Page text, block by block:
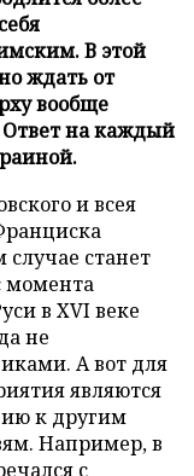
В этой
ждать от
вообще
на каждый
и всея
станет
момента
в XVI веке
не
А вот для
являются
к другим
Например, в
с